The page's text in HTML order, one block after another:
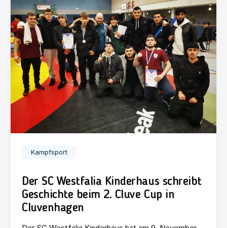
Kampfsport
Der SC Westfalia Kinderhaus schreibt
Geschichte beim 2. Cluve Cup in
Cluvenhagen